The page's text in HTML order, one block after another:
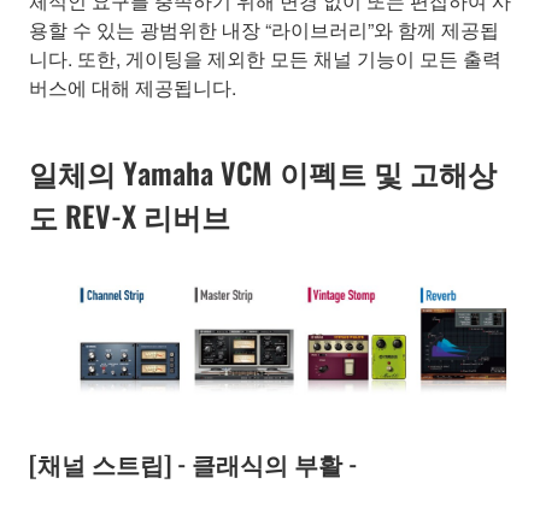
용할 수 있는 광범위한 내장 “라이브러리”와 함께 제공됩
니다. 또한, 게이팅을 제외한 모든 채널 기능이 모든 출력
버스에 대해 제공됩니다.
일체의 Yamaha VCM 이펙트 및 고해상
도 REV-X 리버브
[채널 스트립] - 클래식의 부활 -